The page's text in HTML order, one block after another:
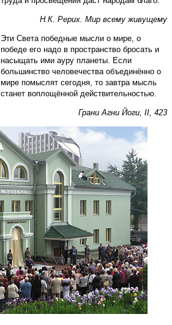
Н.К. Рерих. Мир всему живущему
Эти Света победные мысли о мире, о
победе его надо в пространство бросать и
насыщать ими ауру планеты. Если
большинство человечества объединённо о
мире помыслят сегодня, то завтра мысль
станет воплощённой действительностью.
Грани Агни Йоги, II, 423